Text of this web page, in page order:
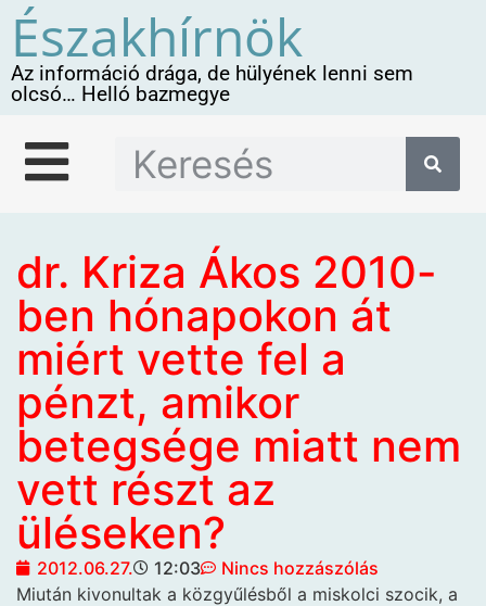
Északhírnök
Az információ drága, de hülyének lenni sem
olcsó… Helló bazmegye
dr. Kriza Ákos 2010-
ben hónapokon át
miért vette fel a
pénzt, amikor
betegsége miatt nem
vett részt az
üléseken?
2012.06.27. 12:03
Nincs hozzászólás
Miután kivonultak a közgyűlésből a miskolci szocik, a